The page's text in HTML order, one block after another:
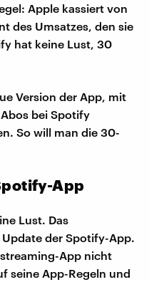
Apple kassiert von
des Umsatzes, den sie
hat keine Lust, 30
Version der App, mit
bei Spotify
So will man die 30-
App
Lust. Das
der Spotify-App.
App nicht
seine App-Regeln und